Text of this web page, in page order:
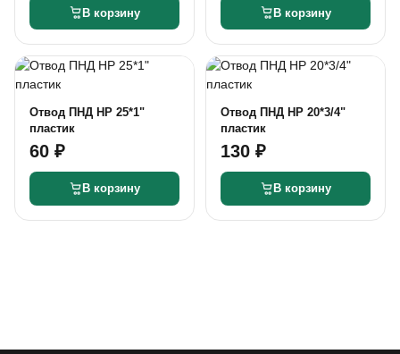
В корзину В корзину
Отвод ПНД НР 25*1"
пластик
60 ₽
В корзину
Отвод ПНД НР 20*3/4"
пластик
130 ₽
В корзину